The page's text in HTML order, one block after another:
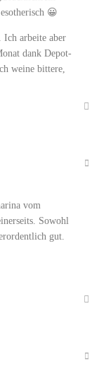
😀
arbeite aber
dank Depot-
weine bittere,
vom
Sowohl
gut.